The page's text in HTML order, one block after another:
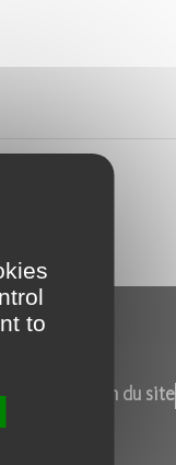
d'emploi
plan du site
frac
to